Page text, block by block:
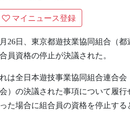
マイニュース登録
26日、東京都遊技業協同組合（
員資格の停止が決議された。
は全日本遊技事業協同組合連合
）の決議された事項について履
た場合に組合員の資格を停止する